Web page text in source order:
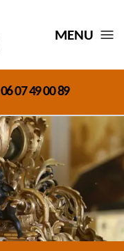
MENU
06 07 49 00 89